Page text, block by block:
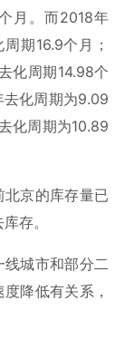
月。而2018年
期16.9个月；
化周期14.98个
化周期为9.09
化周期为10.89
京的库存量已
存。
城市和部分二
降低有关系，